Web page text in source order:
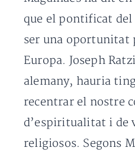
que el pontificat del
ser una oportunitat
Europa. Joseph
alemany, hauria
recentrar el nostre
d’espiritualitat i de
religiosos. Segons